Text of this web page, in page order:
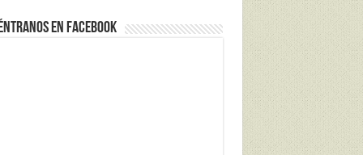
en Facebook